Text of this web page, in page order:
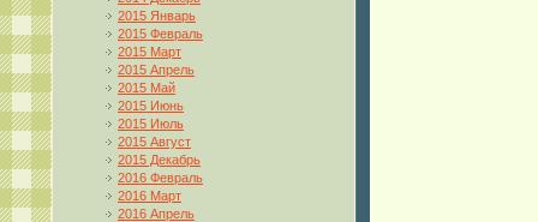
2015 Январь
2015 Февраль
2015 Март
2015 Апрель
2015 Май
2015 Июнь
2015 Июль
2015 Август
2015 Декабрь
2016 Февраль
2016 Март
2016 Апрель